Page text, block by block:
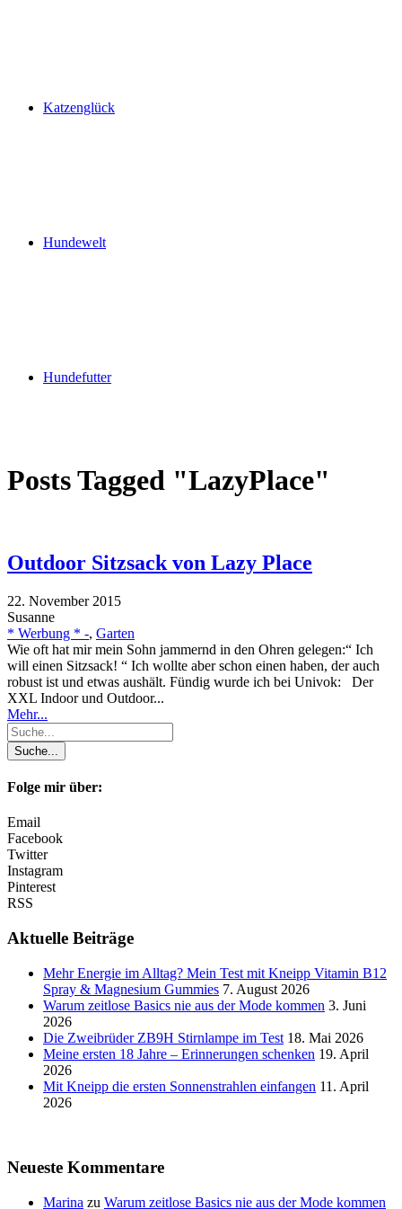
Katzenglück
Hundewelt
Hundefutter
Posts Tagged "LazyPlace"
Outdoor Sitzsack von Lazy Place
22. November 2015
Susanne
* Werbung * -, Garten
Wie oft hat mir mein Sohn jammernd in den Ohren gelegen:“ Ich
will einen Sitzsack! “ Ich wollte aber schon einen haben, der auch
robust ist und etwas aushält. Fündig wurde ich bei Univok: Der
XXL Indoor und Outdoor...
Mehr...
Folge mir über:
Email
Facebook
Twitter
Instagram
Pinterest
RSS
Aktuelle Beiträge
Mehr Energie im Alltag? Mein Test mit Kneipp Vitamin B12
Spray & Magnesium Gummies 7. August 2026
Warum zeitlose Basics nie aus der Mode kommen 3. Juni
2026
Die Zweibrüder ZB9H Stirnlampe im Test 18. Mai 2026
Meine ersten 18 Jahre – Erinnerungen schenken 19. April
2026
Mit Kneipp die ersten Sonnenstrahlen einfangen 11. April
2026
Neueste Kommentare
Marina zu Warum zeitlose Basics nie aus der Mode kommen